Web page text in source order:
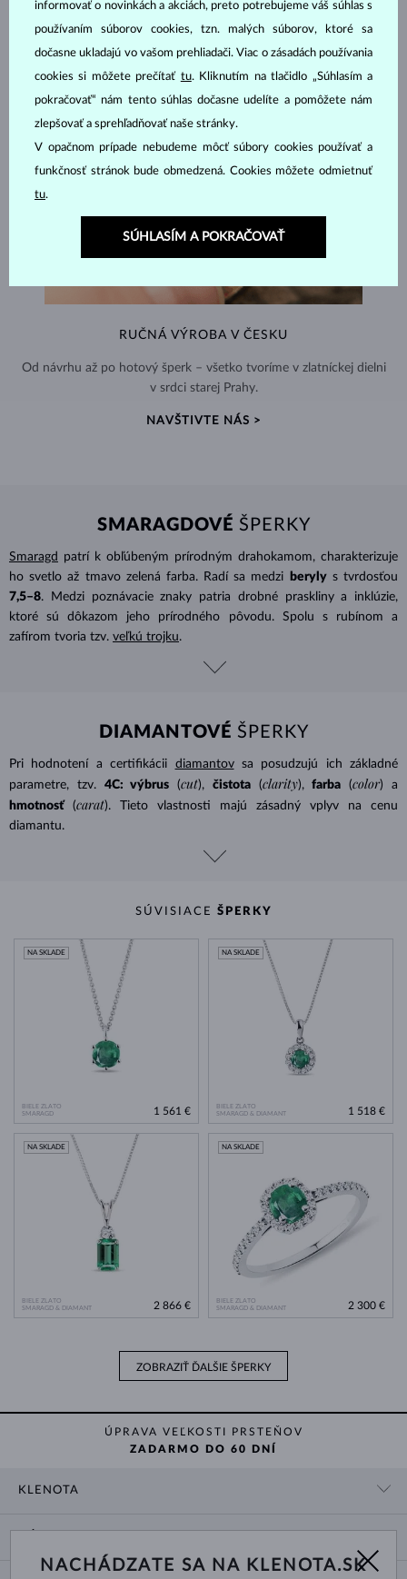
RUČNÁ VÝROBA V ČESKU
Od návrhu až po hotový šperk – všetko tvoríme v zlatníckej dielni
v srdci starej Prahy.
NAVŠTIVTE NÁS >
SMARAGDOVÉ ŠPERKY
Smaragd
patrí k obľúbeným prírodným drahokamom, charakterizuje
ho svetlo až tmavo zelená farba. Radí sa medzi
beryly s tvrdosťou
7,5–8. Medzi poznávacie znaky patria drobné praskliny a inklúzie,
ktoré sú dôkazom jeho prírodného pôvodu. Spolu s rubínom a
zafírom tvoria tzv. veľkú trojku.
DIAMANTOVÉ ŠPERKY
Pri hodnotení a certifikácii diamantovsa posudzujú ich základné
parametre, tzv.
4C: výbrus (cut), čistota (clarity), farba (color) a
hmotnosť
(carat). Tieto vlastnosti majú zásadný vplyv na cenu
diamantu.
SÚVISIACE ŠPERKY
BIELE ZLATO
SMARAGD
NA SKLADE
1 561 €
BIELE ZLATO
SMARAGD & DIAMANT
NA SKLADE
1 518 €
BIELE ZLATO
SMARAGD & DIAMANT
NA SKLADE
2 866 €
BIELE ZLATO
SMARAGD & DIAMANT
NA SKLADE
2 300 €
ZOBRAZIŤ ĎALŠIE ŠPERKY
ÚPRAVA VEĽKOSTI PRSTEŇOV
ZADARMO DO 60 DNÍ
KLENOTA
O NÁS
DODANIE A PLATBA ZA TOVAR
informovať o novinkách a akciách, preto potrebujeme váš súhlas s
používaním súborov cookies, tzn. malých súborov, ktoré sa
dočasne ukladajú vo vašom prehliadači. Viac o zásadách používania
cookies si môžete prečítať tu. Kliknutím na tlačidlo „Súhlasím a
pokračovať“ nám tento súhlas dočasne udelíte a pomôžete nám
zlepšovať a sprehľadňovať naše stránky.
V opačnom prípade nebudeme môcť súbory cookies používať a
funkčnosť stránok bude obmedzená. Cookies môžete odmietnuť
tu.
SÚHLASÍM A POKRAČOVAŤ
NACHÁDZATE SA NA KLENOTA.SK